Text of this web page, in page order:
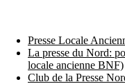
Presse Locale
La presse du Nord:
locale ancienne BNF)
Club de la Presse